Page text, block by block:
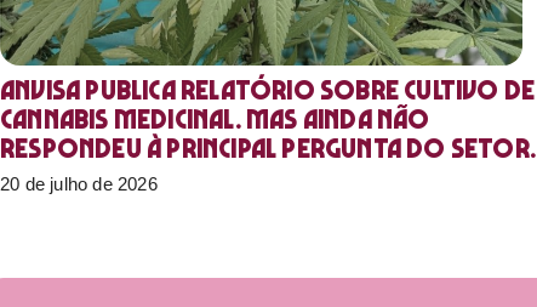
Anvisa publica relatório sobre cultivo de
Cannabis medicinal. Mas ainda não
respondeu à principal pergunta do setor.
20 de julho de 2026